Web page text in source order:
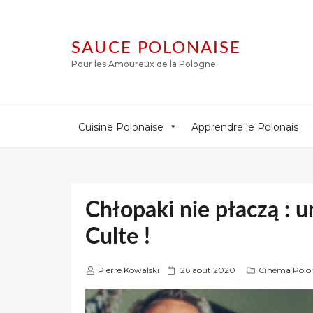
SAUCE POLONAISE
Pour les Amoureux de la Pologne
Cuisine Polonaise Apprendre le Polonais
Chłopaki nie płaczą :
Culte !
Pierre Kowalski
P
b
26 août 2020 Cinéma